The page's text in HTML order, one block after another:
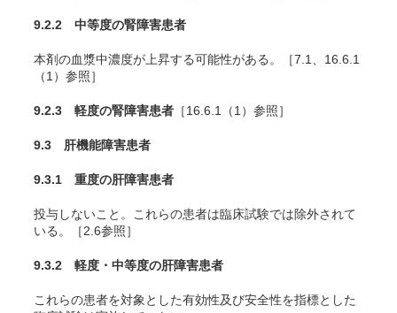
9.2.2 中等度の腎障害患者
本剤の血漿中濃度が上昇する可能性がある。［7.1、16.6.1
（1）参照］
9.2.3 軽度の腎障害患者 ［16.6.1（1）参照］
9.3 肝機能障害患者
9.3.1 重度の肝障害患者
投与しないこと。これらの患者は臨床試験では除外されて
いる。［2.6参照］
9.3.2 軽度・中等度の肝障害患者
これらの患者を対象とした有効性及び安全性を指標とした